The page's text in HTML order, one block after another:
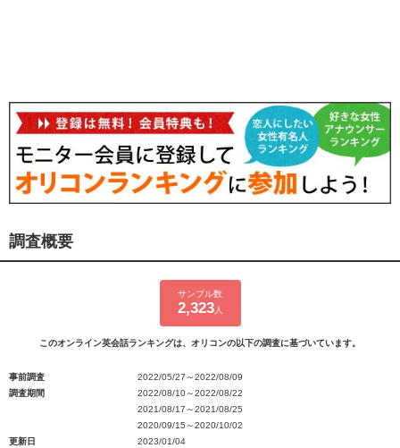
調査概要
サンプル数
2,323人
このオンライン英会話ランキングは、オリコンの以下の調査に基づいています。
事前調査
2022/05/27～2022/08/09
調査期間
2022/08/10～2022/08/22
2021/08/17～2021/08/25
2020/09/15～2020/10/02
更新日
2023/01/04